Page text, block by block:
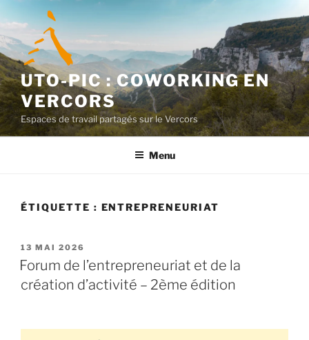
au
contenu
principal
UTO-PIC : COWORKING EN
VERCORS
Espaces de travail partagés sur le Vercors
Menu
ÉTIQUETTE : ENTREPRENEURIAT
PUBLIÉ
LE
13 MAI 2026
Forum de l’entrepreneuriat et de la
création d’activité – 2ème édition